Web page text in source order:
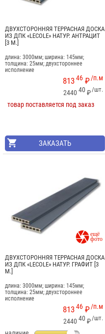
ДВУХСТОРОННЯЯ ТЕРРАСНАЯ ДОСКА
ИЗ ДПК «LECOLE» НАТУР. АНТРАЦИТ
[3 М.]
длина: 3000мм; ширина: 145мм;
толщина: 25мм; двухстороннее
исполнение
/п.м
81346 ₽
/шт.
2440 40 ₽
товар поставляется под заказ
ЗАКАЗАТЬ

ДВУХСТОРОННЯЯ ТЕРРАСНАЯ ДОСКА
ИЗ ДПК «LECOLE» НАТУР. ГРАФИТ [3
М.]
длина: 3000мм; ширина: 145мм;
толщина: 25мм; двухстороннее
исполнение
/п.м
81346 ₽
/шт.
2440 40 ₽